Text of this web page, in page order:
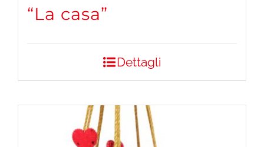
“La casa”
Dettagli